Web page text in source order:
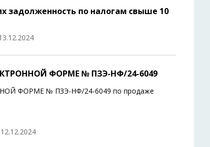
по налогам свыше 10
ФОРМЕ № ПЗЭ-НФ/24-6049
ФОРМЕ № ПЗЭ-НФ/24-6049 по продаже